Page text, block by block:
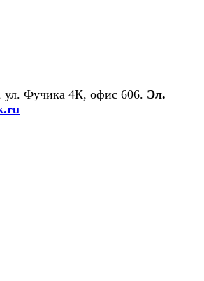
ул. Фучика 4К, офис 606. Эл.